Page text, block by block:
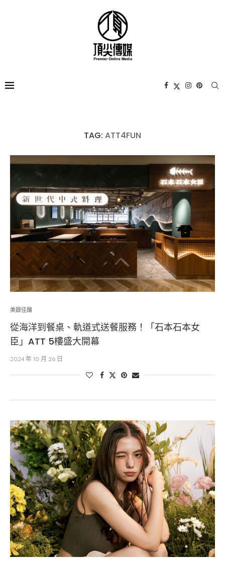
TAG: ATT4FUN
美饌佳釀
從海洋到餐桌、軌道式送餐服務！「石本石本女
臣」ATT 5樓盛大開幕
2024 年 10 月 26 日